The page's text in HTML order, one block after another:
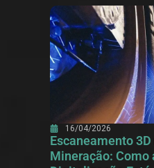
16/04/2026
Escaneamento 3D
Mineração: Como